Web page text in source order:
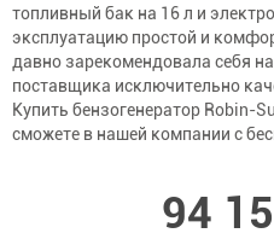
топливный бак на 16 л и
эксплуатацию простой и
давно зарекомендовала себя
поставщика исключительно
Купить бензогенератор Robin-
сможете в нашей компании с
94